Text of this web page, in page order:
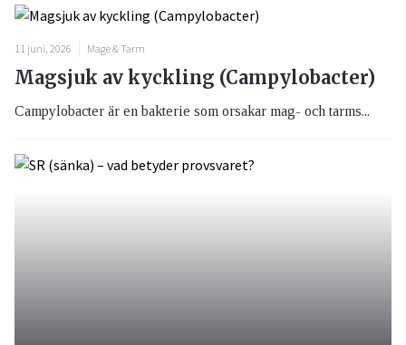
11 juni, 2026 Mage & Tarm
Magsjuk av kyckling (Campylobacter)
Campylobacter är en bakterie som orsakar mag- och tarms...